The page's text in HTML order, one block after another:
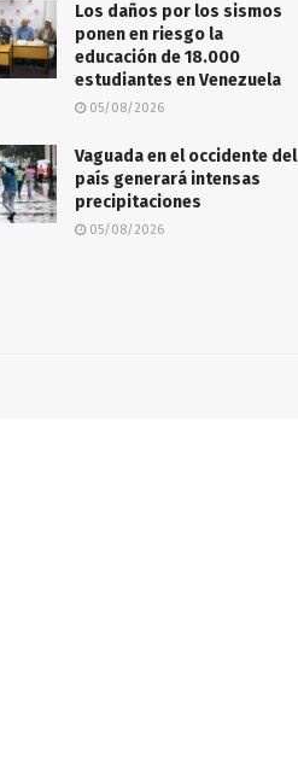
Los daños por los sismos
ponen en riesgo la
educación de 18.000
estudiantes en Venezuela
05/08/2026
Vaguada en el occidente del
país generará intensas
precipitaciones
05/08/2026